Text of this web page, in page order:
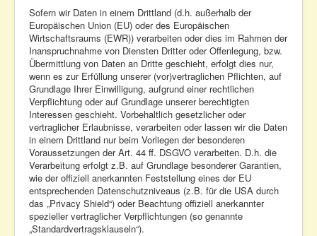
Sofern wir Daten in einem Drittland (d.h. außerhalb der
Europäischen Union (EU) oder des Europäischen
Wirtschaftsraums (EWR)) verarbeiten oder dies im Rahmen der
Inanspruchnahme von Diensten Dritter oder Offenlegung, bzw.
Übermittlung von Daten an Dritte geschieht, erfolgt dies nur,
wenn es zur Erfüllung unserer (vor)vertraglichen Pflichten, auf
Grundlage Ihrer Einwilligung, aufgrund einer rechtlichen
Verpflichtung oder auf Grundlage unserer berechtigten
Interessen geschieht. Vorbehaltlich gesetzlicher oder
vertraglicher Erlaubnisse, verarbeiten oder lassen wir die Daten
in einem Drittland nur beim Vorliegen der besonderen
Voraussetzungen der Art. 44 ff. DSGVO verarbeiten. D.h. die
Verarbeitung erfolgt z.B. auf Grundlage besonderer Garantien,
wie der offiziell anerkannten Feststellung eines der EU
entsprechenden Datenschutzniveaus (z.B. für die USA durch
das „Privacy Shield“) oder Beachtung offiziell anerkannter
spezieller vertraglicher Verpflichtungen (so genannte
„Standardvertragsklauseln“).